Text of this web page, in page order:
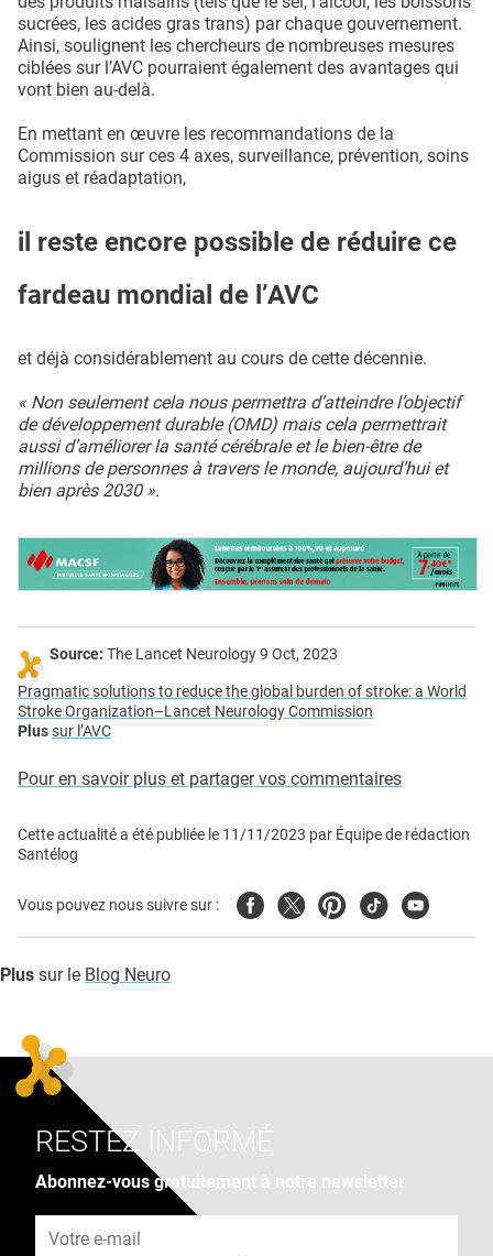
sucrées, les acides gras trans) par chaque gouvernement.
Ainsi, soulignent les chercheurs de nombreuses mesures
ciblées sur l’AVC pourraient également des avantages qui
vont bien au-delà.
En mettant en œuvre les recommandations de la
Commission sur ces 4 axes, surveillance, prévention, soins
aigus et réadaptation,
il reste encore possible de réduire ce
fardeau mondial de l’AVC
et déjà considérablement au cours de cette décennie.
« Non seulement cela nous permettra d’atteindre l’objectif
de développement durable (OMD) mais cela permettrait
aussi d’améliorer la santé cérébrale et le bien-être de
millions de personnes à travers le monde, aujourd’hui et
bien après 2030 ».
Source: The Lancet Neurology 9 Oct, 2023
Pragmatic solutions to reduce the global burden of stroke: a World
Stroke Organization–Lancet Neurology Commission
Plussur l’AVC
Pour en savoir plus et partager vos commentaires
Cette actualité a été publiée le 11/11/2023 par Équipe de rédaction
Santélog
Vous pouvez nous suivre sur : FacebookTwitterPinterest
TiktokYoutube
Plus sur le Blog Neuro
RESTEZ INFORMÉ
Abonnez-vous gratuitement à notre newsletter